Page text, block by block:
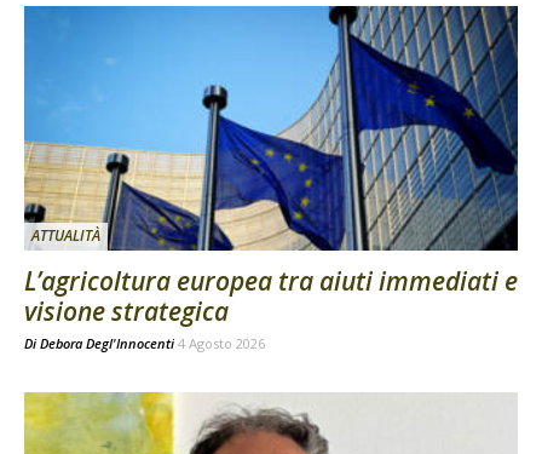
ATTUALITÀ
L’agricoltura europea tra aiuti immediati e
visione strategica
Di Debora Degl'Innocenti 4 Agosto 2026